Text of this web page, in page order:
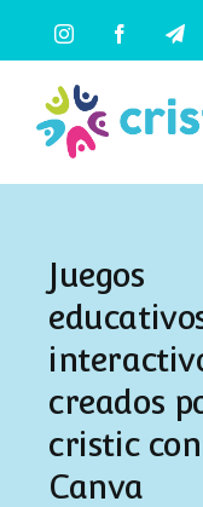
contenido
InstagramFacebook
Juegos
creados
cristic con
Canva